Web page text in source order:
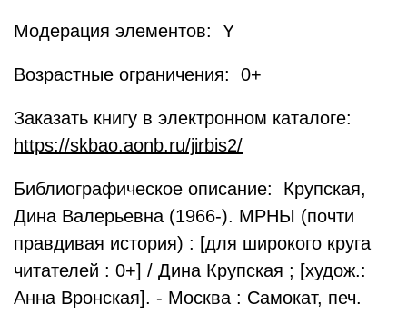
Модерация элементов: Y
Возрастные ограничения: 0+
Заказать книгу в электронном каталоге:
https://skbao.aonb.ru/jirbis2/
Библиографическое описание: Крупская,
Дина Валерьевна (1966-). МРНЫ (почти
правдивая история) : [для широкого круга
читателей : 0+] / Дина Крупская ; [худож.:
Анна Вронская]. - Москва : Самокат, печ.